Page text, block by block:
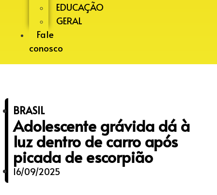
EDUCAÇÃO
GERAL
Fale
conosco
BRASIL
Adolescente grávida dá à
luz dentro de carro após
picada de escorpião
16/09/2025